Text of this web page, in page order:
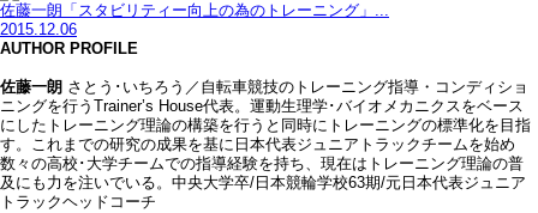
佐藤一朗「スタビリティー向上の為のトレーニング」...
2015.12.06
AUTHOR PROFILE
佐藤一朗 さとう･いちろう／自転車競技のトレーニング指導・コンディショ
ニングを行うTrainer’s House代表。運動生理学･バイオメカニクスをベース
にしたトレーニング理論の構築を行うと同時にトレーニングの標準化を目指
す。これまでの研究の成果を基に日本代表ジュニアトラックチームを始め
数々の高校･大学チームでの指導経験を持ち、現在はトレーニング理論の普
及にも力を注いでいる。中央大学卒/日本競輪学校63期/元日本代表ジュニア
トラックヘッドコーチ